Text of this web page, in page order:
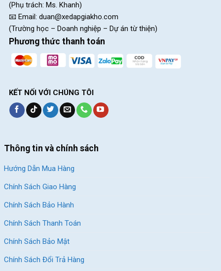
(Phụ trách: Ms. Khanh)
📧 Email: duan@xedapgiakho.com
(Trường học – Doanh nghiệp – Dự án từ thiện)
Phương thức thanh toán
KẾT NỐI VỚI CHÚNG TÔI
Thông tin và chính sách
Hướng Dẫn Mua Hàng
Chính Sách Giao Hàng
Chính Sách Bảo Hành
Chính Sách Thanh Toán
Chính Sách Bảo Mật
Chính Sách Đổi Trả Hàng